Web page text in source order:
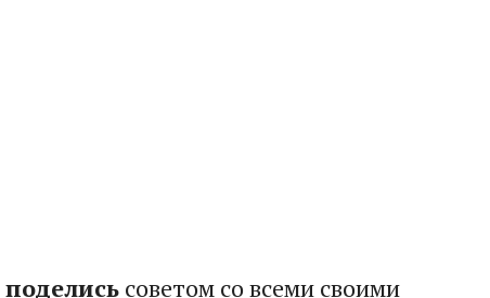
поделись советом со всеми своими